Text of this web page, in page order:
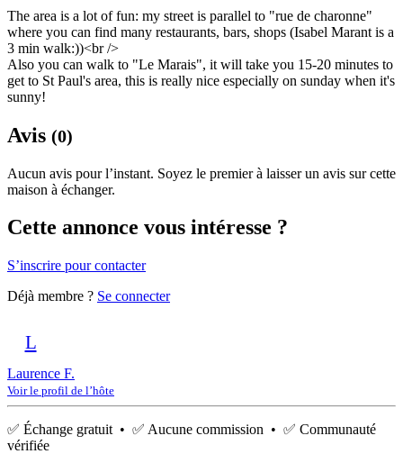
The area is a lot of fun: my street is parallel to "rue de charonne"
where you can find many restaurants, bars, shops (Isabel Marant is a
3 min walk:))<br />
Also you can walk to "Le Marais", it will take you 15-20 minutes to
get to St Paul's area, this is really nice especially on sunday when it's
sunny!
Avis (0)
Aucun avis pour l’instant. Soyez le premier à laisser un avis sur cette
maison à échanger.
Cette annonce vous intéresse ?
S’inscrire pour contacter
Déjà membre ? Se connecter
L
Laurence F.
Voir le profil de l’hôte
✅ Échange gratuit • ✅ Aucune commission • ✅ Communauté
vérifiée